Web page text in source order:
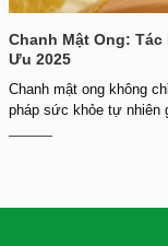
Chanh Mật Ong:
Ưu 2025
Chanh mật ong không
pháp sức khỏe tự nhiên